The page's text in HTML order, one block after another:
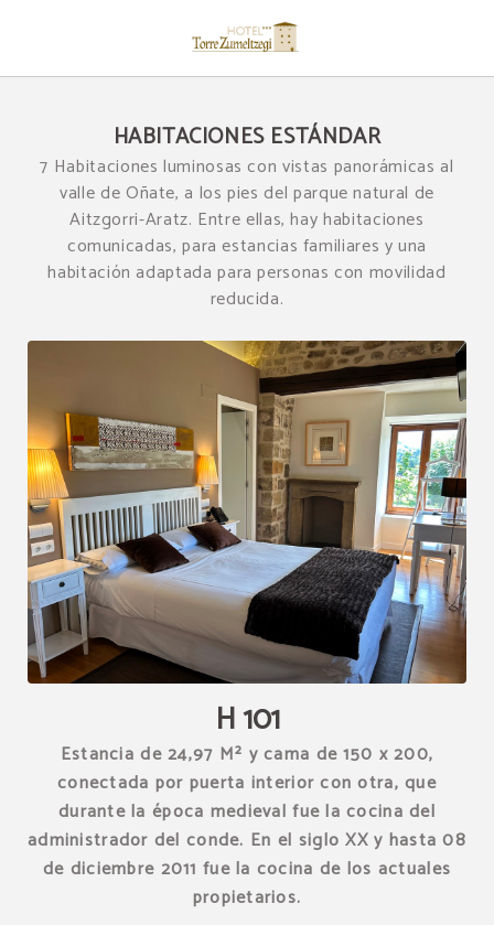
HABITACIONES ESTÁNDAR
7 Habitaciones luminosas con vistas panorámicas al
valle de Oñate, a los pies del parque natural de
Aitzgorri-Aratz. Entre ellas, hay habitaciones
comunicadas, para estancias familiares y una
habitación adaptada para personas con movilidad
reducida.
[{"url":"https:\/\/synergy.booking-
channel.com\/api\/hotels\/1539\/medias\/278#Hotel Restaurante
Torre Zumeltzegi_O\u00f1ate_H 101","name":""}]
H 101
Estancia de 24,97 M² y cama de 150 x 200,
conectada por puerta interior con otra, que
durante la época medieval fue la cocina del
administrador del conde. En el siglo XX y hasta 08
de diciembre 2011 fue la cocina de los actuales
propietarios.